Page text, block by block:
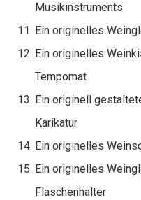
Musikinstruments
Ein originelles
Ein originelles
Tempomat
Ein originell
Karikatur
Ein originelles
Ein originelles
Flaschenhalter